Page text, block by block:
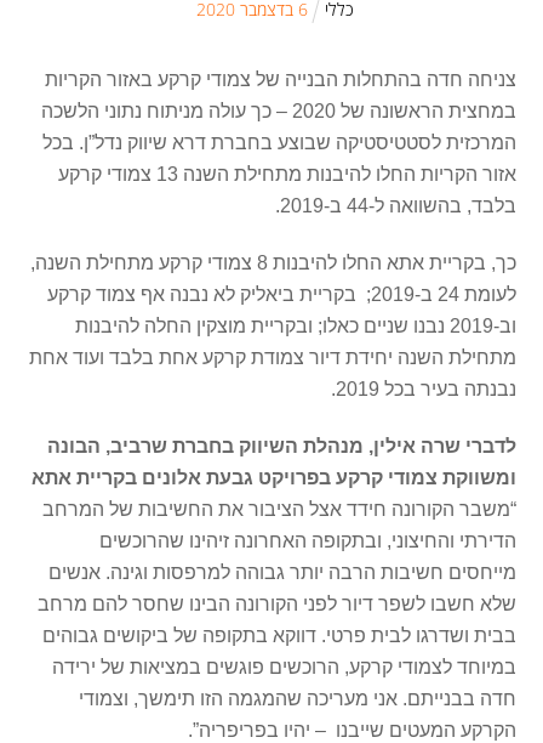
כללי 6בדצמבר 2020
צניחה חדה בהתחלות הבנייה של צמודי קרקע באזור הקריות
במחצית הראשונה של 2020 – כך עולה מניתוח נתוני הלשכה
המרכזית לסטטיסטיקה שבוצע בחברת דרא שיווק נדל”ן. בכל
אזור הקריות החלו להיבנות מתחילת השנה 13 צמודי קרקע
בלבד, בהשוואה ל-44 ב-2019.
כך, בקריית אתא החלו להיבנות 8 צמודי קרקע מתחילת השנה,
לעומת 24 ב-2019; בקריית ביאליק לא נבנה אף צמוד קרקע
וב-2019 נבנו שניים כאלו; ובקריית מוצקין החלה להיבנות
מתחילת השנה יחידת דיור צמודת קרקע אחת בלבד ועוד אחת
נבנתה בעיר בכל 2019.
לדברי שרה אילין, מנהלת השיווק בחברת שרביב, הבונה
ומשווקת צמודי קרקע בפרויקט גבעת אלונים בקריית אתא
“משבר הקורונה חידד אצל הציבור את החשיבות של המרחב
הדירתי והחיצוני, ובתקופה האחרונה זיהינו שהרוכשים
מייחסים חשיבות הרבה יותר גבוהה למרפסות וגינה. אנשים
שלא חשבו לשפר דיור לפני הקורונה הבינו שחסר להם מרחב
בבית ושדרגו לבית פרטי. דווקא בתקופה של ביקושים גבוהים
במיוחד לצמודי קרקע, הרוכשים פוגשים במציאות של ירידה
חדה בבנייתם. אני מעריכה שהמגמה הזו תימשך, וצמודי
הקרקע המעטים שייבנו – יהיו בפריפריה”.